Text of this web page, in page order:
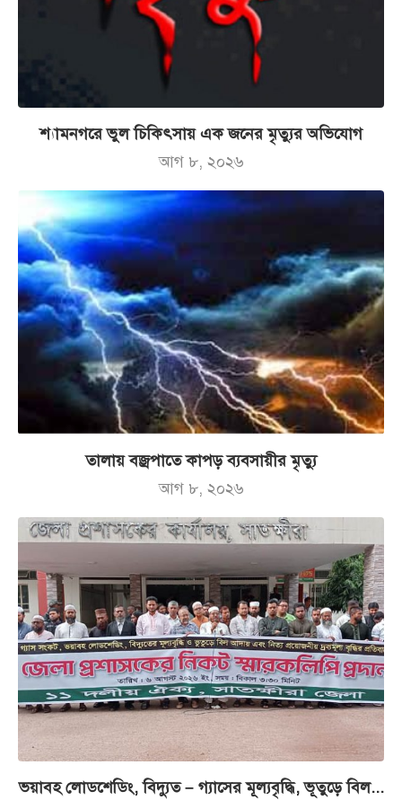
শ্যামনগরে ভুল চিকিৎসায় এক জনের মৃত্যুর অভিযোগ
আগ ৮, ২০২৬
তালায় বজ্রপাতে কাপড় ব্যবসায়ীর মৃত্যু
আগ ৮, ২০২৬
ভয়াবহ লোডশেডিং, বিদ্যুত – গ্যাসের মূল্যবৃদ্ধি, ভূতুড়ে বিল...